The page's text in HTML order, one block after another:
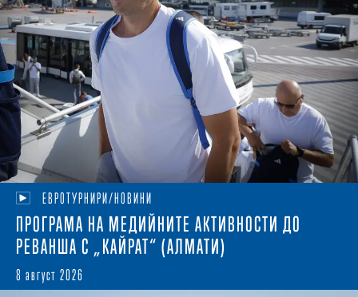
ЕВРОТУРНИРИ/НОВИНИ
ПРОГРАМА НА МЕДИЙНИТЕ АКТИВНОСТИ ДО
РЕВАНША С „КАЙРАТ“ (АЛМАТИ)
8 август 2026